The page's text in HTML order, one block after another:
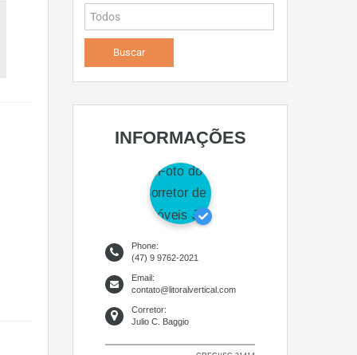
INFORMAÇÕES
Phone:
(47) 9 9762-2021
Email:
contato@litoralvertical.com
Corretor:
Julio C. Baggio